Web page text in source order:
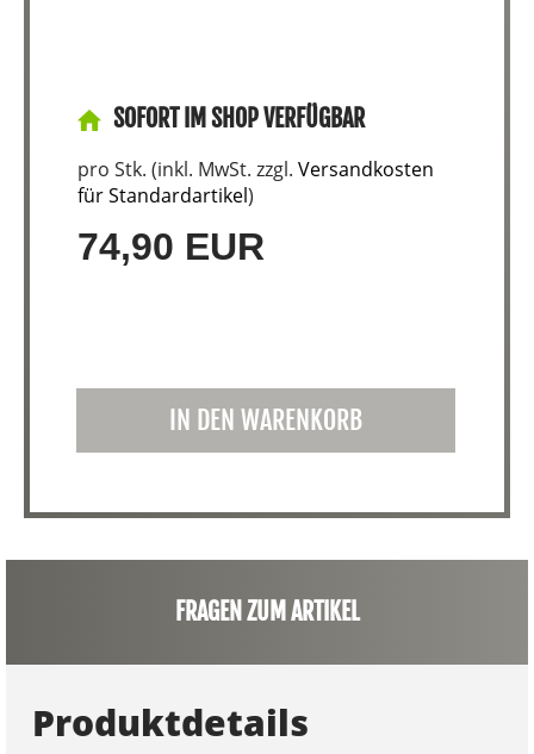
SOFORT IM SHOP VERFÜGBAR
pro Stk. (inkl. MwSt. zzgl. Versandkosten
für Standardartikel)
74,90 EUR
IN DEN WARENKORB
FRAGEN ZUM ARTIKEL
Produktdetails